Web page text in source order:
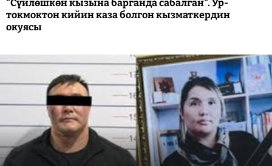
"Сүйлөшкөн кызына барганда сабалган". Ур-
токмоктон кийин каза болгон кызматкердин
окуясы